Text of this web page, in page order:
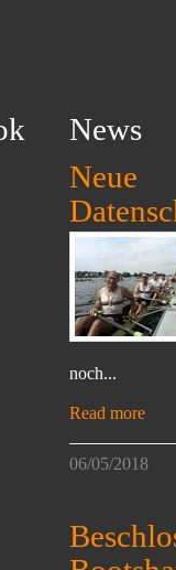
News
Neue
noch...
Read more
06/05/2018